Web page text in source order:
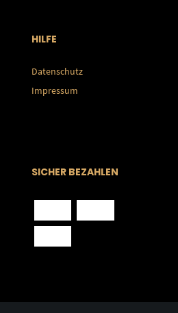
HILFE
Datenschutz
Impressum
SICHER BEZAHLEN